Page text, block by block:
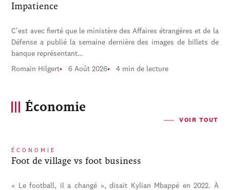
Impatience
C'est avec fierté que le ministère des Affaires étrangères et de la
Défense a publié la semaine dernière des images de billets de
banque représentant…
Romain Hilgert 6 Août 2026 4 min de lecture
Économie
VOIR TOUT
ÉCONOMIE
Foot de village vs foot business
« Le football, il a changé », disait Kylian Mbappé en 2022. À